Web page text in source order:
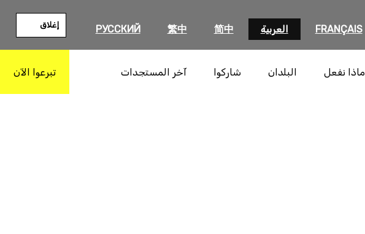
FRANÇAIS العربية 简中
繁中
РУССКИЙ إغلاق
ماذا نفعل البلدان شاركوا آخر المستجدات تبرعوا الآن